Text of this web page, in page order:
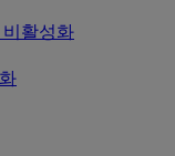
활성화